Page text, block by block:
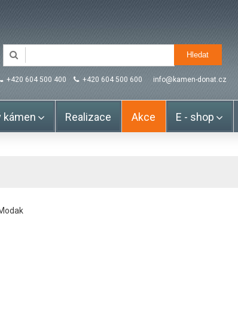
+420 604 500 400 +420 604 500 600 info@kamen-donat.cz
kámen Realizace Akce E - shop